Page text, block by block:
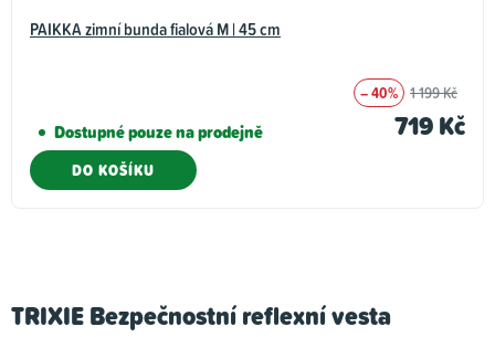
PAIKKA zimní bunda fialová M | 45 cm
Dostupné pouze na prodejně
– 40% 1 199 Kč
719 Kč
DO KOŠÍKU
TRIXIE Bezpečnostní reflexní vesta